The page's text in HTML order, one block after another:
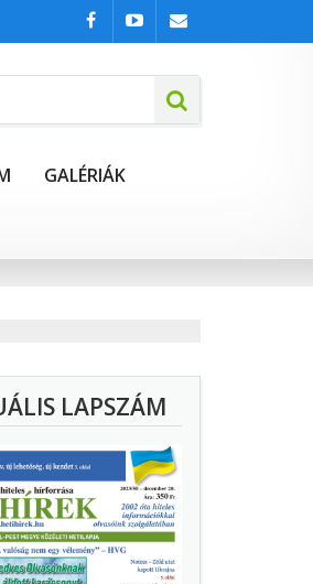
GALÉRIÁK
LAPSZÁM